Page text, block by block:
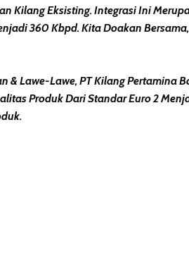
Kilang Eksisting. Integrasi Ini
360 Kbpd. Kita Doakan
& Lawe-Lawe, PT Kilang
Produk Dari Standar Euro 2